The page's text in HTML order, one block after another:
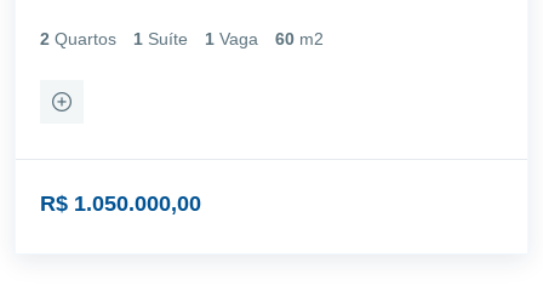
2 Quartos 1 Suíte 1 Vaga 60 m2
R$ 1.050.000,00